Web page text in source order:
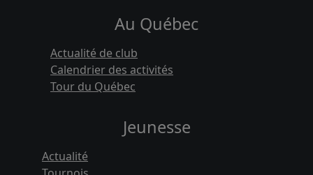
Au Québec
Actualité de club
Calendrier des activités
Tour du Québec
Jeunesse
Actualité